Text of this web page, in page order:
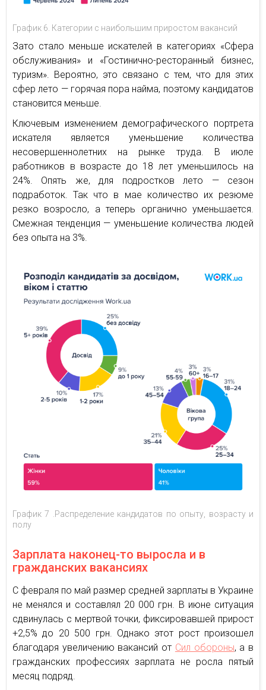
График 6. Категории с наибольшим приростом вакансий
Зато стало меньше искателей в категориях «Сфера
обслуживания» и «Гостинично-ресторанный бизнес,
туризм». Вероятно, это связано с тем, что для этих
сфер лето — горячая пора найма, поэтому кандидатов
становится меньше.
Ключевым изменением демографического портрета
искателя является уменьшение количества
несовершеннолетних на рынке труда. В июле
работников в возрасте до 18 лет уменьшилось на
24%. Опять же, для подростков лето — сезон
подработок. Так что в мае количество их резюме
резко возросло, а теперь органично уменьшается.
Смежная тенденция — уменьшение количества людей
без опыта на 3%.
График 7 .Распределение кандидатов по опыту, возрасту и
полу
Зарплата наконец-то выросла и в
гражданских вакансиях
С февраля по май размер средней зарплаты в Украине
не менялся и составлял 20 000 грн. В июне ситуация
сдвинулась с мертвой точки, фиксировавшей прирост
+2,5% до 20 500 грн. Однако этот рост произошел
благодаря увеличению вакансий от Сил обороны, а в
гражданских профессиях зарплата не росла пятый
месяц подряд.